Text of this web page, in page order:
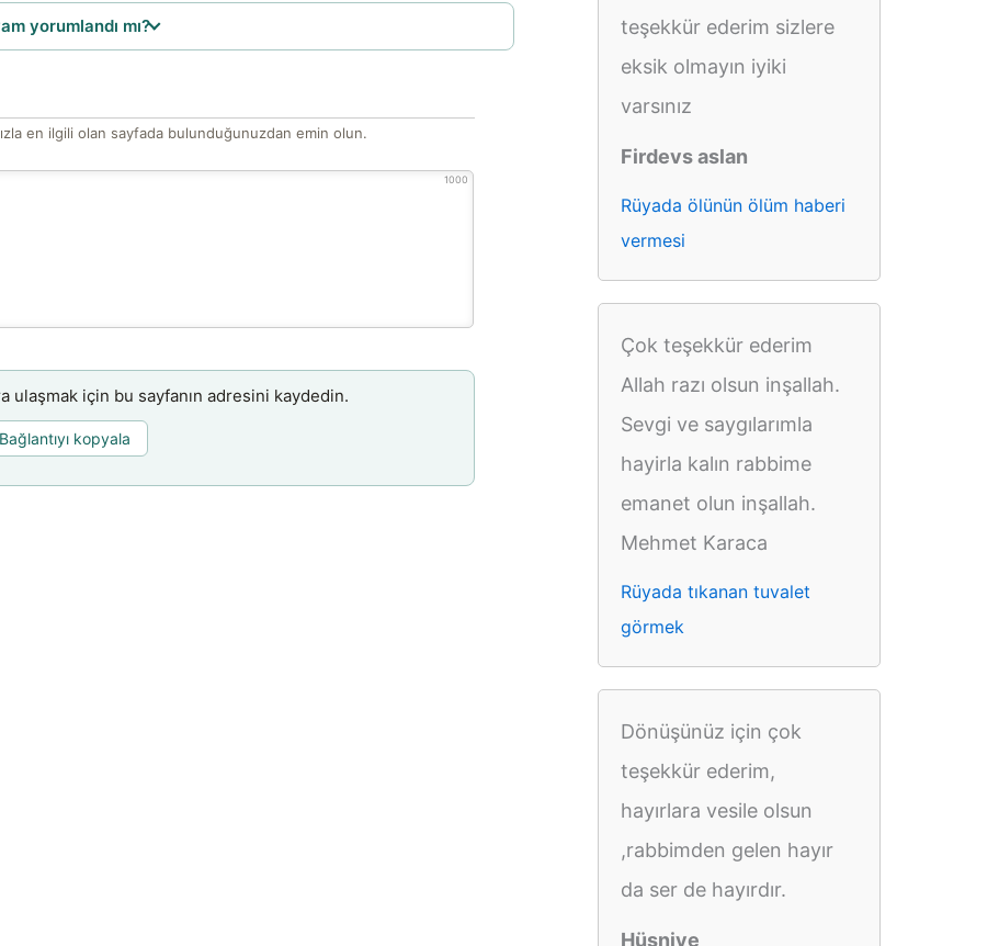
yorumlandı mı?
en ilgili olan sayfada bulunduğunuzdan emin olun.
1000
ulaşmak için bu sayfanın adresini kaydedin.
Bağlantıyı kopyala
teşekkür ederim sizlere
eksik olmayın iyiki
varsınız
Firdevs aslan
Rüyada ölünün ölüm haberi
vermesi
Çok teşekkür ederim
Allah razı olsun inşallah.
Sevgi ve saygılarımla
hayirla kalın rabbime
emanet olun inşallah.
Mehmet Karaca
Rüyada tıkanan tuvalet
görmek
Dönüşünüz için çok
teşekkür ederim,
hayırlara vesile olsun
,rabbimden gelen hayır
da ser de hayırdır.
Hüsniye